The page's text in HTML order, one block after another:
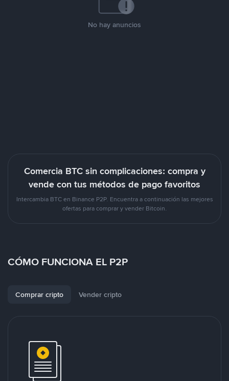
No hay anuncios
Comercia BTC sin complicaciones: compra y
vende con tus métodos de pago favoritos
Intercambia BTC en Binance P2P. Encuentra a continuación las mejores
ofertas para comprar y vender Bitcoin.
CÓMO FUNCIONA EL P2P
Comprar cripto Vender cripto